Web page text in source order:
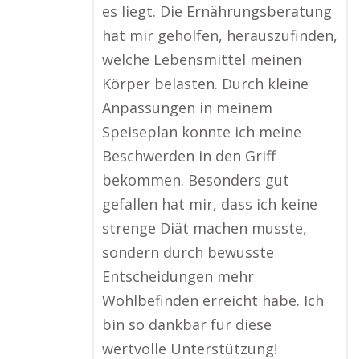
es liegt. Die Ernährungsberatung
hat mir geholfen, herauszufinden,
welche Lebensmittel meinen
Körper belasten. Durch kleine
Anpassungen in meinem
Speiseplan konnte ich meine
Beschwerden in den Griff
bekommen. Besonders gut
gefallen hat mir, dass ich keine
strenge Diät machen musste,
sondern durch bewusste
Entscheidungen mehr
Wohlbefinden erreicht habe. Ich
bin so dankbar für diese
wertvolle Unterstützung!